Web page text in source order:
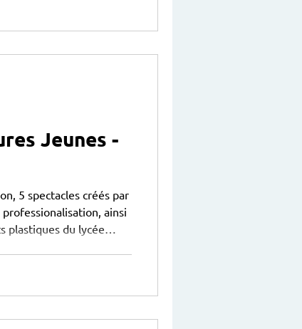
Jeunes -
5 spectacles créés par
ainsi
plastiques du lycée
du lycée Claude